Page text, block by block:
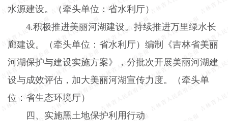
水源建设。（牵头单位：省水利厅）
4.积极推进美丽河湖建设。持续推进万里绿水长
廊建设。（牵头单位：省水利厅）编制《吉林省美丽
河湖保护与建设实施方案》，分批次开展美丽河湖建
设与成效评估，加大美丽河湖宣传力度。（牵头单
位：省生态环境厅）
四、实施黑土地保护利用行动